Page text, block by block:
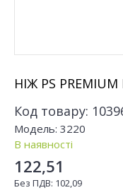
НІЖ PS
Код товару:
Модель: 3220
В наявності
122,51
Без ПДВ: 102,09